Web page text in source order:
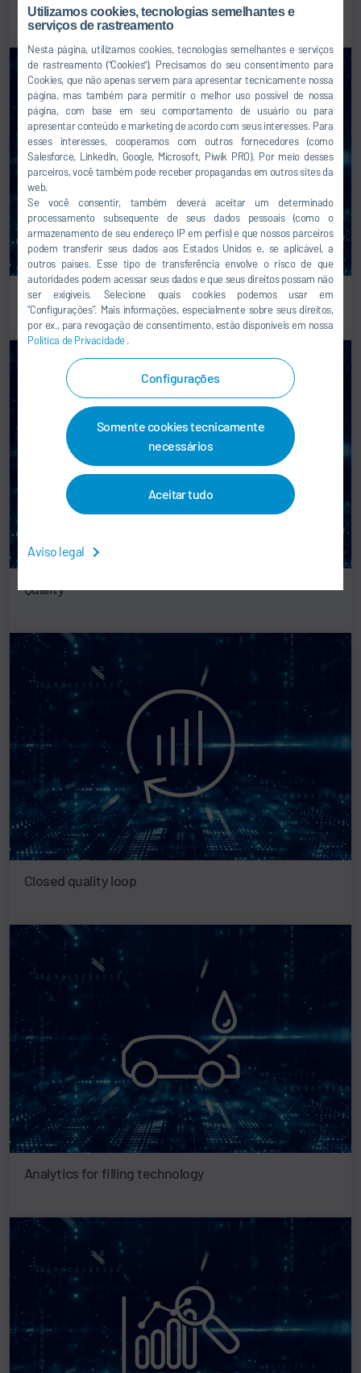
Utilizamos cookies, tecnologias semelhantes e
serviços de rastreamento
Nesta página, utilizamos cookies, tecnologias semelhantes e serviços
de rastreamento ("Cookies"). Precisamos do seu consentimento para
Cookies, que não apenas servem para apresentar tecnicamente nossa
página, mas também para permitir o melhor uso possível de nossa
página, com base em seu comportamento de usuário ou para
apresentar conteúdo e marketing de acordo com seus interesses. Para
esses interesses, cooperamos com outros fornecedores (como
Salesforce, LinkedIn, Google, Microsoft, Piwik PRO). Por meio desses
parceiros, você também pode receber propagandas em outros sites da
web.
Se você consentir, também deverá aceitar um determinado
processamento subsequente de seus dados pessoais (como o
armazenamento de seu endereço IP em perfis) e que nossos parceiros
podem transferir seus dados aos Estados Unidos e, se aplicável, a
outros países. Esse tipo de transferência envolve o risco de que
autoridades podem acessar seus dados e que seus direitos possam não
ser exigíveis. Selecione quais cookies podemos usar em
“Configurações”. Mais informações, especialmente sobre seus direitos,
por ex., para revogação de consentimento, estão disponíveis em nossa
Política de Privacidade .
Configurações
Somente cookies tecnicamente
necessários
Aceitar tudo
Aviso legal
Predictive maintenance
Quality
Closed quality loop
Analytics for filling technology